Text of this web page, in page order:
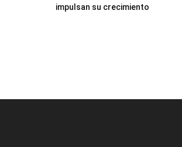
impulsan su crecimiento